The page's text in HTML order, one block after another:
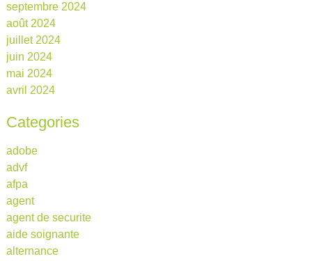
septembre 2024
août 2024
juillet 2024
juin 2024
mai 2024
avril 2024
Categories
adobe
advf
afpa
agent
agent de securite
aide soignante
alternance